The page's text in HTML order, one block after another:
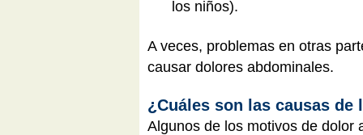
los niños).
A veces, problemas en otras
causar dolores abdominales.
¿Cuáles son las causas
Algunos de los motivos de dolor